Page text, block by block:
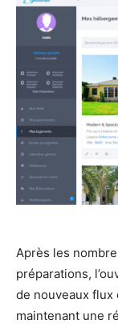
Après les
préparations,
de nouveaux
maintenant une